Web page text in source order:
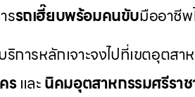
รรถเฮี๊ยบพร้อมคนขับมืออาชีพ
ารหลักเจาะจงไปที่เขตอุตสา
รและนิคมอุตสาหกรรมศรีรา